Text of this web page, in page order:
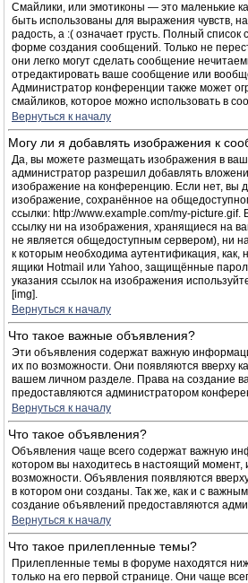
Смайлики, или эмотиконы — это маленькие
быть использованы для выражения чувств,
радость, а :( означает грусть. Полный список
форме создания сообщений. Только не
они легко могут сделать сообщение
отредактировать ваше сообщение или
Администратор конференции также может
смайликов, которое можно использовать в
Вернуться к началу
Могу ли я добавлять изображения к
Да, вы можете размещать изображения в
администратор разрешил добавлять
изображение на конференцию. Если нет, вы
изображение, сохранённое на
ссылки: http://www.example.com/my-picture.gif.
ссылку ни на изображения, хранящиеся на
не является общедоступным сервером), ни
к которым необходима аутентификация, как,
ящики Hotmail или Yahoo, защищённые
указания ссылок на изображения
[img].
Вернуться к началу
Что такое важные объявления?
Эти объявления содержат важную
их по возможности. Они появляются вверху
вашем личном разделе. Права на создание
предоставляются администратором
Вернуться к началу
Что такое объявления?
Объявления чаще всего содержат важную
котором вы находитесь в настоящий
возможности. Объявления появляются
в котором они созданы. Так же, как и с
создание объявлений предоставляются
Вернуться к началу
Что такое прилепленные темы?
Прилепленные темы в форуме находятся
только на его первой странице. Они чаще